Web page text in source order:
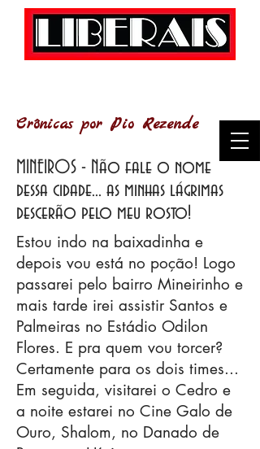
Crônicas por Pio Rezende
MINEIROS - Não fale o nome
dessa cidade... as minhas lágrimas
descerão pelo meu rosto!
Estou indo na baixadinha e
depois vou está no poção! Logo
passarei pelo bairro Mineirinho e
mais tarde irei assistir Santos e
Palmeiras no Estádio Odilon
Flores. E pra quem vou torcer?
Certamente para os dois times...
Em seguida, visitarei o Cedro e
a noite estarei no Cine Galo de
Ouro, Shalom, no Danado de